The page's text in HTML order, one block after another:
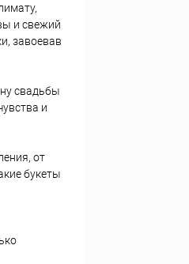
и свежий
завоевав
свадьбы
и
от
букеты